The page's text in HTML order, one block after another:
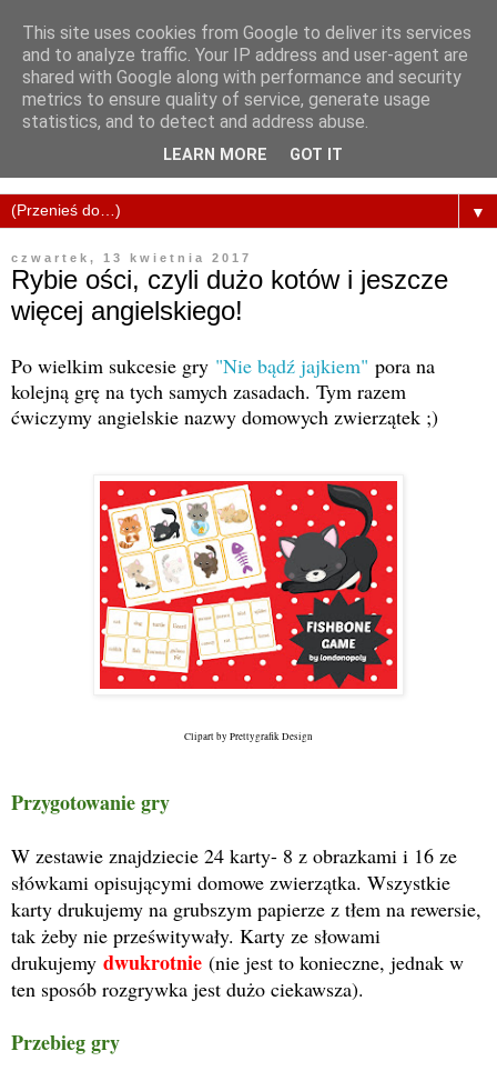
▼
czwartek, 13 kwietnia 2017
Rybie ości, czyli dużo kotów i jeszcze
więcej angielskiego!
Po wielkim sukcesie gry "Nie bądź jajkiem" pora na
kolejną grę na tych samych zasadach. Tym razem
ćwiczymy angielskie nazwy domowych zwierzątek ;)
Clipart by Prettygrafik Design
Przygotowanie gry
W zestawie znajdziecie 24 karty- 8 z obrazkami i 16 ze
słówkami opisującymi domowe zwierzątka. Wszystkie
karty drukujemy na grubszym papierze z tłem na rewersie,
tak żeby nie prześwitywały. Karty ze słowami
drukujemy dwukrotnie (nie jest to konieczne, jednak w
ten sposób rozgrywka jest dużo ciekawsza).
Przebieg gry
This site uses cookies from Google to deliver its services
and to analyze traffic. Your IP address and user-agent are
shared with Google along with performance and security
metrics to ensure quality of service, generate usage
statistics, and to detect and address abuse.
LEARN MORE GOT IT